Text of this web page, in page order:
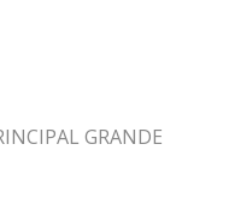
GRANDE